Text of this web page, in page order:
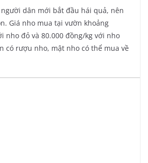
dân mới bắt đầu hái quả, nên
Giá nho mua tại vườn khoảng
nho đỏ và 80.000 đồng/kg với nho
có rượu nho, mật nho có thể mua về